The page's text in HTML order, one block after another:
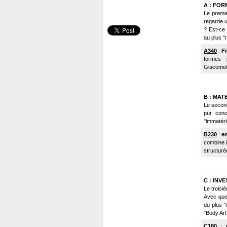
A :
Le
regarde
? Est-ce
au plus
A340 :
formes
B :
Le
pur
B230 :
combine
C :
Le
Avec
du plus
"Body